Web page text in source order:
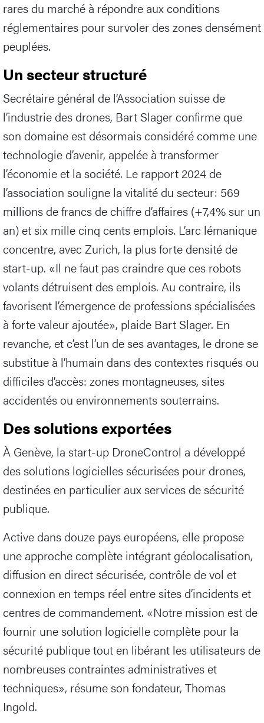
rares du marché à répondre aux conditions
réglementaires pour survoler des zones densément
peuplées.
Un secteur structuré
Secrétaire général de l’Association suisse de
l’industrie des drones, Bart Slager confirme que
son domaine est désormais considéré comme une
technologie d’avenir, appelée à transformer
l’économie et la société. Le rapport 2024 de
l’association souligne la vitalité du secteur: 569
millions de francs de chiffre d’affaires (+7,4% sur un
an) et six mille cinq cents emplois. L’arc lémanique
concentre, avec Zurich, la plus forte densité de
start-up. «Il ne faut pas craindre que ces robots
volants détruisent des emplois. Au contraire, ils
favorisent l’émergence de professions spécialisées
à forte valeur ajoutée», plaide Bart Slager. En
revanche, et c’est l’un de ses avantages, le drone se
substitue à l’humain dans des contextes risqués ou
difficiles d’accès: zones montagneuses, sites
accidentés ou environnements souterrains.
Des solutions exportées
À Genève, la start-up DroneControl a développé
des solutions logicielles sécurisées pour drones,
destinées en particulier aux services de sécurité
publique.
Active dans douze pays européens, elle propose
une approche complète intégrant géolocalisation,
diffusion en direct sécurisée, contrôle de vol et
connexion en temps réel entre sites d’incidents et
centres de commandement. «Notre mission est de
fournir une solution logicielle complète pour la
sécurité publique tout en libérant les utilisateurs de
nombreuses contraintes administratives et
techniques», résume son fondateur, Thomas
Ingold.